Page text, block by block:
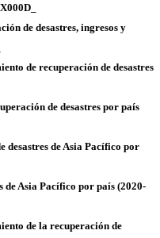
de desastres, ingresos y
de recuperación de desastres
de desastres por país
desastres de Asia Pacífico por
de Asia Pacífico por país (2020-
de la recuperación de